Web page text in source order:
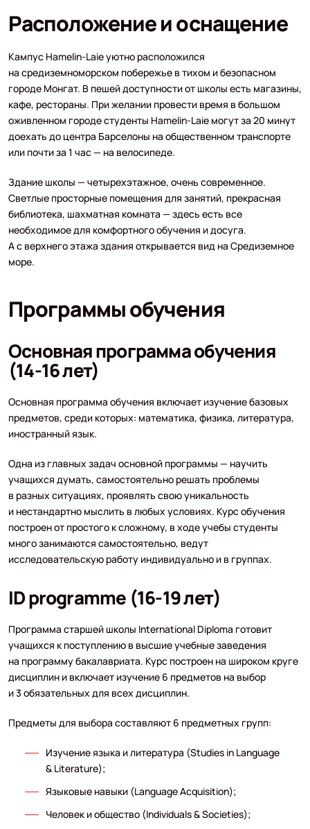
Расположение и оснащение
Кампус Hamelin-Laie уютно расположился
на средиземноморском побережье в тихом и безопасном
городе Монгат. В пешей доступности от школы есть магазины,
кафе, рестораны. При желании провести время в большом
оживленном городе студенты Hamelin-Laie могут за 20 минут
доехать до центра Барселоны на общественном транспорте
или почти за 1 час — на велосипеде.
Здание школы — четырехэтажное, очень современное.
Светлые просторные помещения для занятий, прекрасная
библиотека, шахматная комната — здесь есть все
необходимое для комфортного обучения и досуга.
А с верхнего этажа здания открывается вид на Средиземное
море.
Программы обучения
Основная программа обучения
(14-16 лет)
Основная программа обучения включает изучение базовых
предметов, среди которых: математика, физика, литература,
иностранный язык.
Одна из главных задач основной программы — научить
учащихся думать, самостоятельно решать проблемы
в разных ситуациях, проявлять свою уникальность
и нестандартно мыслить в любых условиях. Курс обучения
построен от простого к сложному, в ходе учебы студенты
много занимаются самостоятельно, ведут
исследовательскую работу индивидуально и в группах.
ID programme (16-19 лет)
Программа старшей школы International Diploma готовит
учащихся к поступлению в высшие учебные заведения
на программу бакалавриата. Курс построен на широком круге
дисциплин и включает изучение 6 предметов на выбор
и 3 обязательных для всех дисциплин.
Предметы для выбора составляют 6 предметных групп:
Изучение языка и литература (Studies in Language
& Literature);
Языковые навыки (Language Acquisition);
Человек и общество (Individuals & Societies);